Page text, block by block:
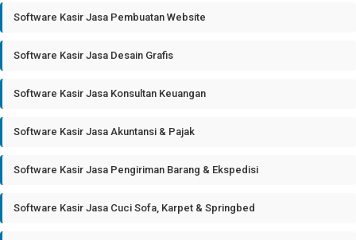
Software Kasir Jasa Pembuatan Website
Software Kasir Jasa Desain Grafis
Software Kasir Jasa Konsultan Keuangan
Software Kasir Jasa Akuntansi & Pajak
Software Kasir Jasa Pengiriman Barang & Ekspedisi
Software Kasir Jasa Cuci Sofa, Karpet & Springbed